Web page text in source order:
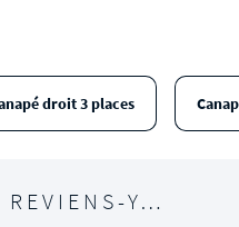
droit 3 places
Y…